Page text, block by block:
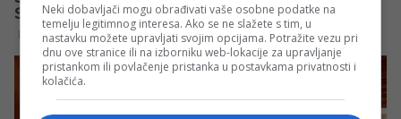
Neki dobavljači mogu obrađivati vaše osobne podatke na
temelju legitimnog interesa. Ako se ne slažete s tim, u
nastavku možete upravljati svojim opcijama. Potražite vezu pri
dnu ove stranice ili na izborniku web-lokacije za upravljanje
pristankom ili povlačenje pristanka u postavkama privatnosti i
kolačića.